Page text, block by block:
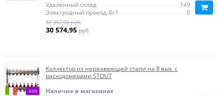
Удаленный склад
149
Электродный проезд, 6с1
0
87 357,00 руб.
30 574,95 руб.
-65%
Коллектор из нержавеющей стали на 8 вых. с
расходомерами STOUT
Наличие в магазинах